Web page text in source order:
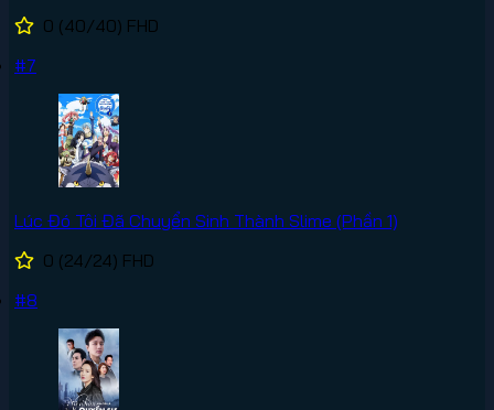
0 (40/40) FHD
#7
Lúc Đó Tôi Đã Chuyển Sinh Thành Slime (Phần 1)
0 (24/24) FHD
#8